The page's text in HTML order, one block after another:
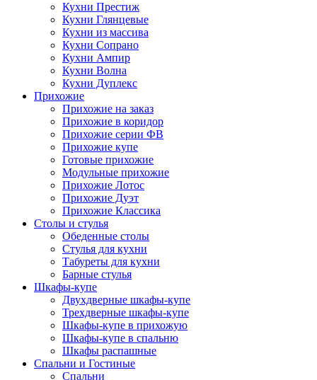
Кухни Престиж
Кухни Глянцевые
Кухни из массива
Кухни Сопрано
Кухни Ампир
Кухни Волна
Кухни Дуплекс
Прихожие
Прихожие на заказ
Прихожие в коридор
Прихожие серии ФВ
Прихожие купе
Готовые прихожие
Модульные прихожие
Прихожие Лотос
Прихожие Дуэт
Прихожие Классика
Столы и стулья
Обеденные столы
Стулья для кухни
Табуреты для кухни
Барные стулья
Шкафы-купе
Двухдверные шкафы-купе
Трехдверные шкафы-купе
Шкафы-купе в прихожую
Шкафы-купе в спальню
Шкафы распашные
Спальни и Гостиные
Спальни